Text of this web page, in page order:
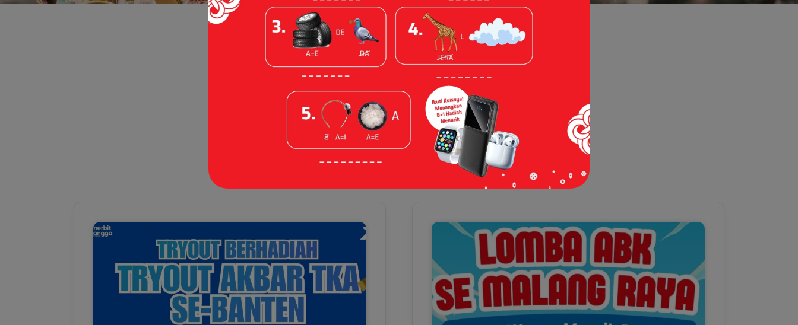
Event yang Akan Datang
Event Sebelumnya